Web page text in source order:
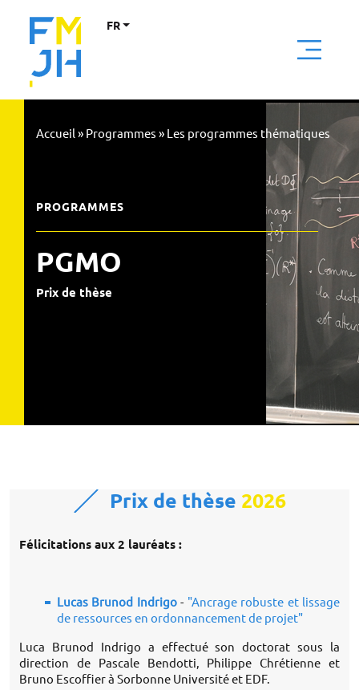
FR
Accueil » Programmes » Les programmes thématiques
PROGRAMMES
PGMO
Prix de thèse
Prix de thèse 2026
Félicitations aux 2 lauréats :
Lucas Brunod Indrigo- "Ancrage robuste et lissage
de ressources en ordonnancement de projet"
Luca Brunod Indrigo a effectué son doctorat sous la
direction de Pascale Bendotti, Philippe Chrétienne et
Bruno Escoffier à Sorbonne Université et EDF.